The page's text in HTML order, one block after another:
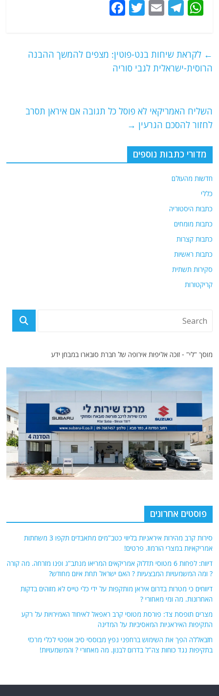
W
s
A
T
g
ra
E
l
T
er
e
k
← לקראת שיחות בנט-פוטין: מצפים להמשך ההבנה
הרוסית-ישראלית לגבי סוריה
השליח האמריקאי לא פוסל כל תגובה אם איראן תסרב
לחזור להסכם הגרעין →
מדורי כתבות נוספים
חדשות מהעולם
כללי
כתבות היסטוריה
כתבות מומחים
כתבות קצרות
כתבות ראשיות
סקירות תשתית
קריקטורות
מוסך "לי" - זוכה אליפות אירופה של חברת סובארו במבחן ידע
פוסטים אחרונים
סירות קרב מהירות איראניות בליווי כטב"מים מתאבדים תקפו 3 משחתות
אמריקאיות במצרי הורמוז. פרטים!
דיווח: לפחות 6 מטוסי תדלוק אמריקאים המריאו מנתב"ג ופנו מזרחה. מה קורה
? ומה המשמעויות המבצעיות ? האם ישראל תחת איום מחודש?
דיווחים כי מטרות בדרום איראן מותקפות על ידי כלי טייס לא מזוהים בדקות
האחרונות. מה ומי מאחורי ?
מצרים תופסת צד: פורסת מטוסי קרב ראפאל לאיחוד האמירויות על רקע
התקיפות האיראניות המאסיביות על המדינה
חזבאללה הפך את השימוש ברחפני נפץ מבוססי סיב אופטי לכלי מרכזי
בתקיפות נגד כוחות צה"ל בדרום לבנון. מה מאחורי ? והמשמעויות!